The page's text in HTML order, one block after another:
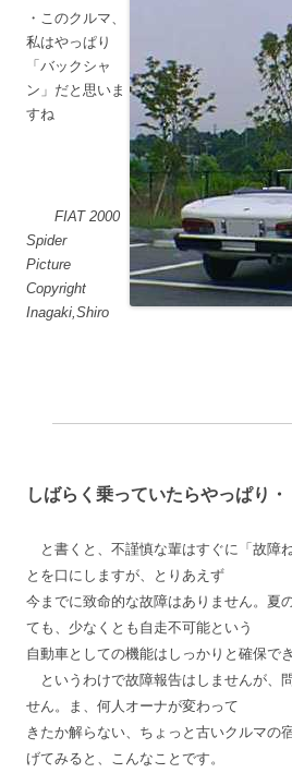
・このクルマ、
私はやっぱり
「バックシャ
ン」だと思いま
すね
FIAT 2000
Spider
Picture
Copyright
Inagaki,Shiro
しばらく乗っていたらやっぱり・
と書くと、不謹慎な輩はすぐに「故障
とを口にしますが、とりあえず
今までに致命的な故障はありません。夏
ても、少なくとも自走不可能という
自動車としての機能はしっかりと確保で
というわけで故障報告はしませんが、
せん。ま、何人オーナが変わって
きたか解らない、ちょっと古いクルマの
げてみると、こんなことです。